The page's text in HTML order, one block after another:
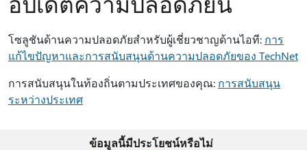
โซลูชันด้านความปลอดภัยสําหรับผู้เชี่ยวชาญด้านไอที: การ
แก้ไขปัญหาและการสนับสนุนด้านความปลอดภัยของ TechNet
การสนับสนุนในท้องถิ่นตามประเทศของคุณ: การสนับสนุน
ระหว่างประเทศ
ข้อมูลนี้มีประโยชน์หรือไม่